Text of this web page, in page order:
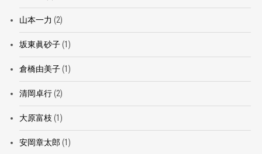
山本一力 (2)
坂東眞砂子(1)
倉橋由美子(1)
清岡卓行(2)
大原富枝 (1)
安岡章太郎 (1)